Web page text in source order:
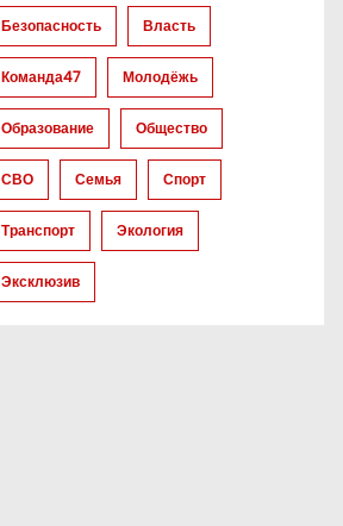
Безопасность Власть
Команда47 Молодёжь
Образование Общество
СВО Семья Спорт
Транспорт Экология
Эксклюзив